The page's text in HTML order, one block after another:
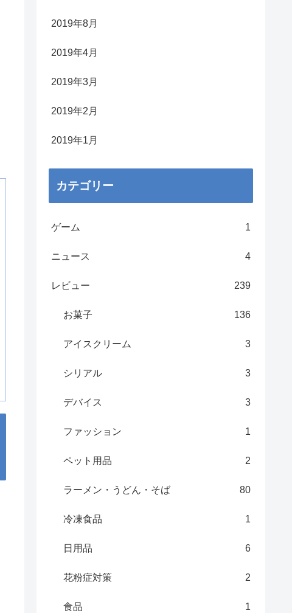
2019年8月
2019年4月
2019年3月
2019年2月
2019年1月
カテゴリー
ゲーム 1
ニュース 4
レビュー 239
お菓子 136
アイスクリーム 3
シリアル 3
デバイス 3
ファッション 1
ペット用品 2
ラーメン・うどん・そば 80
冷凍食品 1
日用品 6
花粉症対策 2
食品 1